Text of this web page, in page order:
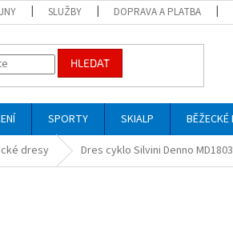
SLUŽBY DOPRAVA A PLATBA
HLEDAT
SPORTY SKIALP BĚŽECKÉ
dresy Dres cyklo Silvini Denno MD1803